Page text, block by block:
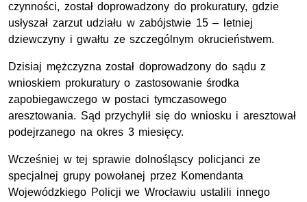
czynności, został doprowadzony do prokuratury, gdzie
usłyszał zarzut udziału w zabójstwie 15 – letniej
dziewczyny i gwałtu ze szczególnym okrucieństwem.
Dzisiaj mężczyzna został doprowadzony do sądu z
wnioskiem prokuratury o zastosowanie środka
zapobiegawczego w postaci tymczasowego
aresztowania. Sąd przychylił się do wniosku i aresztował
podejrzanego na okres 3 miesięcy.
Wcześniej w tej sprawie dolnośląscy policjanci ze
specjalnej grupy powołanej przez Komendanta
Wojewódzkiego Policji we Wrocławiu ustalili innego